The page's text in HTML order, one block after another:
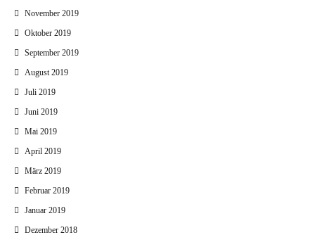
November 2019
Oktober 2019
September 2019
August 2019
Juli 2019
Juni 2019
Mai 2019
April 2019
März 2019
Februar 2019
Januar 2019
Dezember 2018